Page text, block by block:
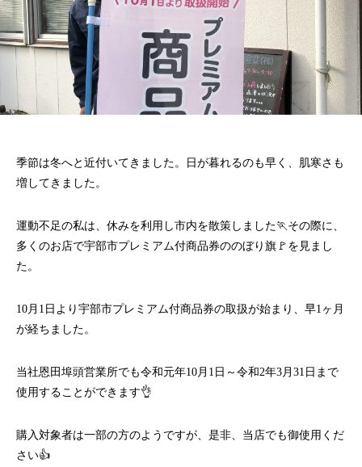
季節は冬へと近付いてきました。日が暮れるのも早く、肌寒さも
増してきました。
運動不足の私は、休みを利用し市内を散策しました🏃その際に、
多くのお店で宇部市プレミアム付商品券ののぼり旗🚩を見まし
た。
10月1日より宇部市プレミアム付商品券の取扱が始まり、早1ヶ月
が経ちました。
当社恩田埠頭営業所でも令和元年10月1日～令和2年3月31日まで
使用することができます👌
購入対象者は一部の方のようですが、是非、当店でも御使用くだ
さい👍